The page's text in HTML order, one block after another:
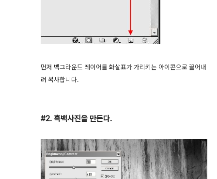
먼저 백그라운드 레이어를 화살표가 가리키는 아이콘으로 끌어내
려 복사합니다.
#2. 흑백사진을 만든다.